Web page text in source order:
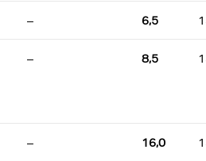
– 6,5
– 8,5
– 16,0